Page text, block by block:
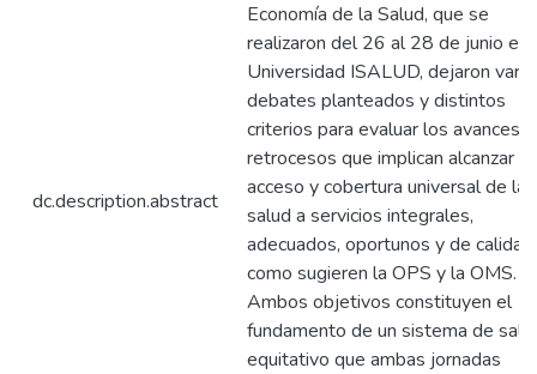
dc.description.abstract
Economía de la Salud, que se
realizaron del 26 al 28 de junio en
Universidad ISALUD, dejaron
debates planteados y distintos
criterios para evaluar los avances y
retrocesos que implican alcanzar
acceso y cobertura universal de la
salud a servicios integrales,
adecuados, oportunos y de calidad
como sugieren la OPS y la OMS.
Ambos objetivos constituyen el
fundamento de un sistema de
equitativo que ambas jornadas